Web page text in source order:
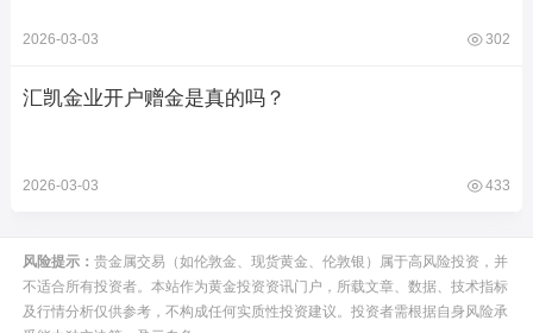
2026-03-03 302
汇凯金业开户赠金是真的吗？
2026-03-03 433
风险提示： 贵金属交易（如伦敦金、现货黄金、伦敦银）属于高风险投资，并
不适合所有投资者。本站作为黄金投资资讯门户，所载文章、数据、技术指标
及行情分析仅供参考，不构成任何实质性投资建议。投资者需根据自身风险承